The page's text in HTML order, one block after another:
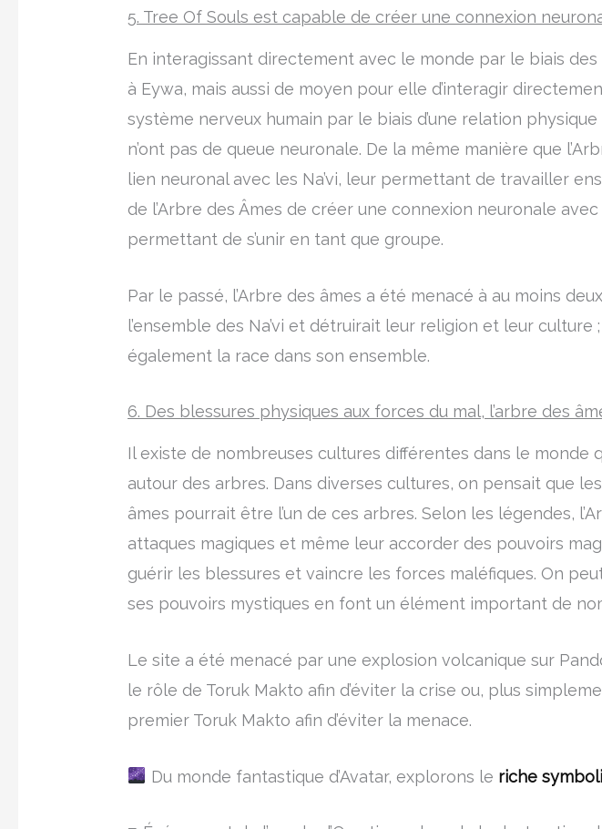
5. Tree Of Souls est capable de créer une connexion
En interagissant directement avec le monde par le biais
à Eywa, mais aussi de moyen pour elle d’interagir
système nerveux humain par le biais d’une relation
n’ont pas de queue neuronale. De la même manière que
lien neuronal avec les Na’vi, leur permettant de travailler
de l’Arbre des Âmes de créer une connexion neuronale
permettant de s’unir en tant que groupe.
Par le passé, l’Arbre des âmes a été menacé à au moins
l’ensemble des Na’vi et détruirait leur religion et leur
également la race dans son ensemble.
6. Des blessures physiques aux forces du mal, l’arbre des
Il existe de nombreuses cultures différentes dans le
autour des arbres. Dans diverses cultures, on pensait que
âmes pourrait être l’un de ces arbres. Selon les légendes,
attaques magiques et même leur accorder des pouvoirs
guérir les blessures et vaincre les forces maléfiques. On
ses pouvoirs mystiques en font un élément important de
Le site a été menacé par une explosion volcanique sur
le rôle de Toruk Makto afin d’éviter la crise ou, plus
premier Toruk Makto afin d’éviter la menace.
Du monde fantastique d’Avatar, explorons le riche